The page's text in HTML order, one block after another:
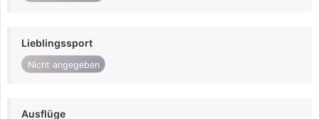
Lieblingssport
Nicht angegeben
Ausflüge